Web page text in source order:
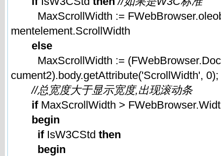
MaxScrollWidth :=
mentelement.ScrollWidth
else
MaxScrollWidth :=
cument2).body.getAttribute('ScrollWidth', 0);
//总宽度大于显示宽度,出现滚动条
ifMaxScrollWidth >
begin
ifIsW3CStd then
begin